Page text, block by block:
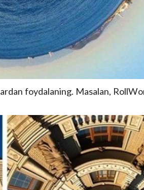
foydalaning. Masalan,